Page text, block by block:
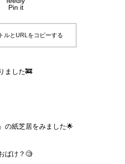
Pin it
ルとURLをコピーする
ました🚒
の紙芝居をみました🌟
ばけ？🧐